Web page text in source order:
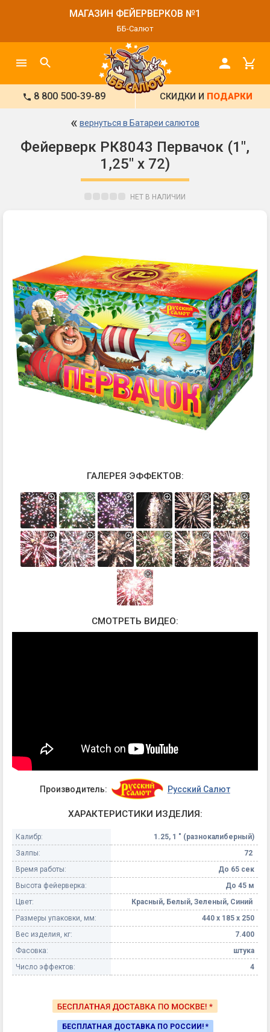
МАГАЗИН ФЕЙЕРВЕРКОВ №1
ББ-Салют
8 800 500-39-89 СКИДКИ И ПОДАРКИ
« вернуться в Батареи салютов
Фейерверк РК8043 Первачок (1",
1,25" х 72)
НЕТ В НАЛИЧИИ
ГАЛЕРЕЯ ЭФФЕКТОВ:
СМОТРЕТЬ ВИДЕО:
Производитель: Русский Салют
ХАРАКТЕРИСТИКИ ИЗДЕЛИЯ:
Калибр:
1.25, 1 " (разнокалиберный)
Залпы:
72
Время работы:
До 65 сек
Высота фейерверка:
До 45 м
Цвет:
Красный, Белый, Зеленый, Синий
Размеры упаковки, мм:
440 х 185 х 250
Вес изделия, кг:
7.400
Фасовка:
штука
Число эффектов:
4
БЕСПЛАТНАЯ ДОСТАВКА ПО РОССИИ! *